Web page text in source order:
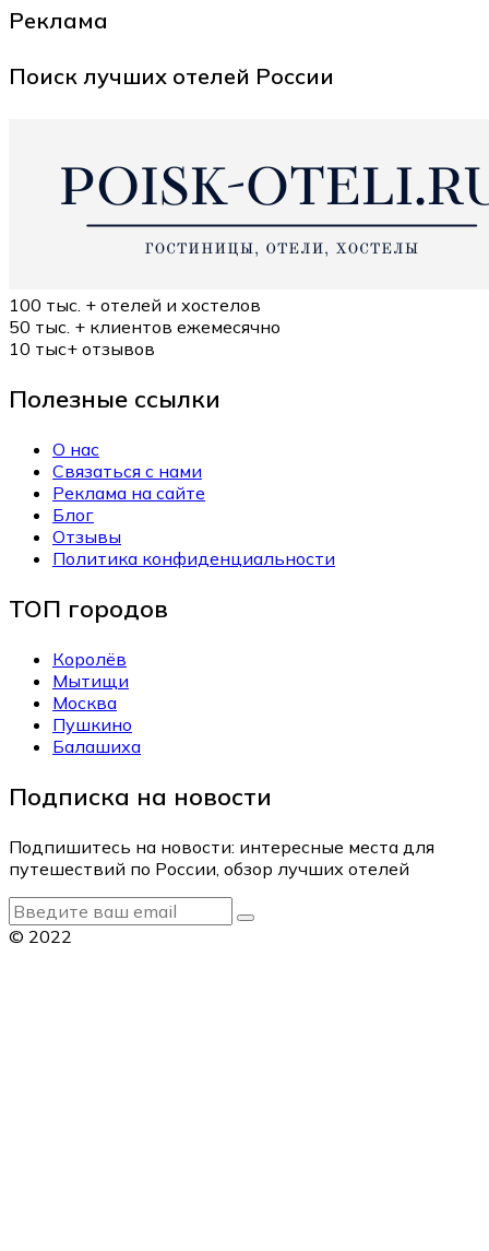
Реклама
Поиск лучших отелей России
100 тыс. + отелей и хостелов
50 тыс. + клиентов ежемесячно
10 тыс+ отзывов
Полезные ссылки
О нас
Связаться с нами
Реклама на сайте
Блог
Отзывы
Политика конфиденциальности
ТОП городов
Королёв
Мытищи
Москва
Пушкино
Балашиха
Подписка на новости
Подпишитесь на новости: интересные места для
путешествий по России, обзор лучших отелей
© 2022